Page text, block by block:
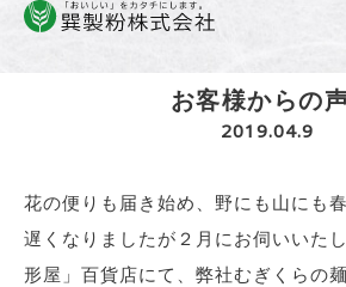
へ
ス
キ
Home » むぎくらのたより »
お客様からの
2019.04.9
花の便りも届き始め、野にも山にも
遅くなりましたが２月にお伺いいた
形屋」百貨店にて、弊社むぎくらの